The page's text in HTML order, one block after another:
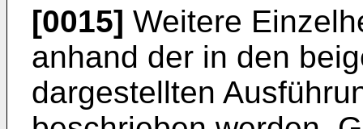
[0015] Weitere
anhand der in den
dargestellten